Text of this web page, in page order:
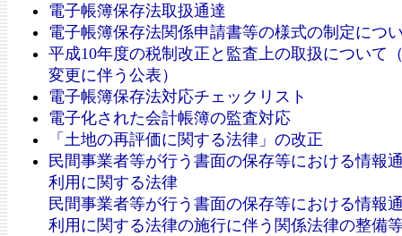
電子帳簿保存法取扱通達
電子帳簿保存法関係申請書等の様式の制定につ
平成10年度の税制改正と監査上の取扱について
変更に伴う公表）
電子帳簿保存法対応チェックリスト
電子化された会計帳簿の監査対応
「土地の再評価に関する法律」の改正
民間事業者等が行う書面の保存等における情報
利用に関する法律
民間事業者等が行う書面の保存等における情報
利用に関する法律の施行に伴う関係法律の整備